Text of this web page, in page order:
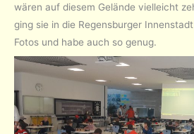
wären auf diesem Gelände vielleicht
ging sie in die Regensburger
Fotos und habe auch so genug.